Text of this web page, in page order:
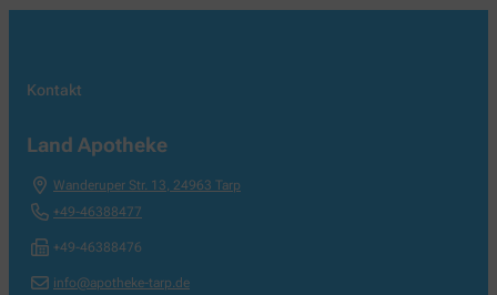
Kontakt
Land Apotheke
Wanderuper Str. 13, 24963 Tarp
+49-46388477
+49-46388476
info@apotheke-tarp.de